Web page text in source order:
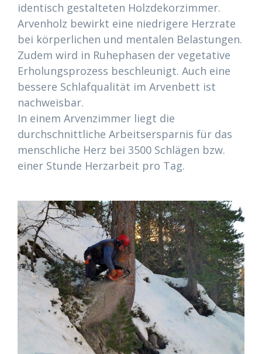
identisch gestalteten Holzdekorzimmer.
Arvenholz bewirkt eine niedrigere Herzrate
bei körperlichen und mentalen Belastungen.
Zudem wird in Ruhephasen der vegetative
Erholungsprozess beschleunigt. Auch eine
bessere Schlafqualität im Arvenbett ist
nachweisbar.
In einem Arvenzimmer liegt die
durchschnittliche Arbeitsersparnis für das
menschliche Herz bei 3500 Schlägen bzw.
einer Stunde Herzarbeit pro Tag.